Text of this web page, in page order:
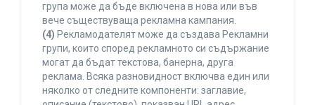
група може да бъде включена в нова или във
вече съществуваща рекламна кампания.
(4) Рекламодателят може да създава Рекламни
групи, които според рекламното си съдържание
могат да бъдат текстова, банерна, друга
реклама. Всяка разновидност включва един или
няколко от следните компоненти: заглавие,